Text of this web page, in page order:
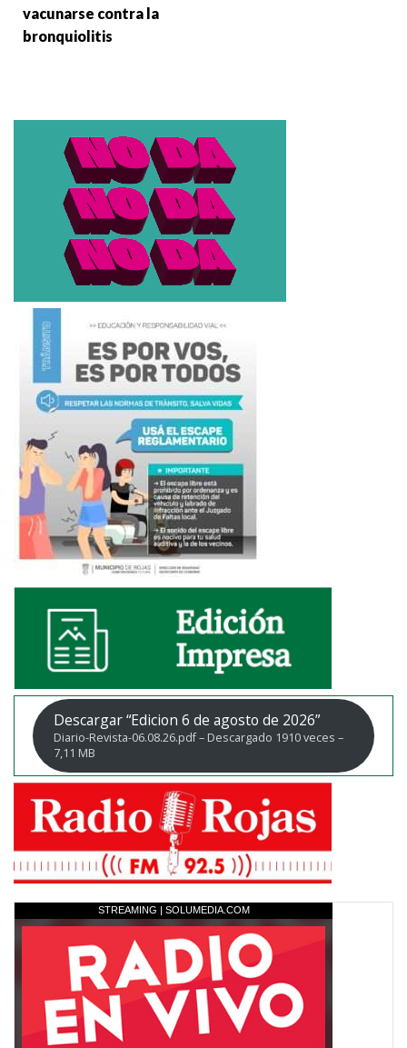
vacunarse contra la
bronquiolitis
Descargar “Edicion 6 de agosto de 2026”
Diario-Revista-06.08.26.pdf – Descargado 1910 veces –
7,11 MB